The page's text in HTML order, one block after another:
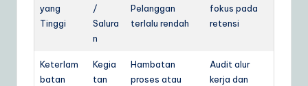
yang
Tinggi
/
Salura
n
Pelanggan
terlalu rendah
fokus pada
retensi
Keterlam
batan
Kegia
tan
Hambatan
proses atau
Audit alur
kerja dan